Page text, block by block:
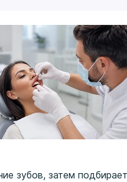
зубов, затем подбирает